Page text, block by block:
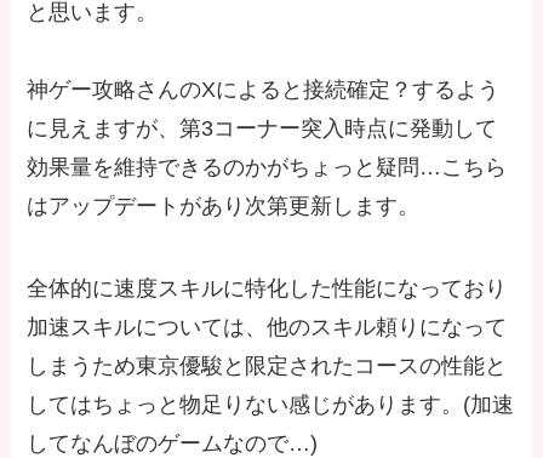
と思います。
神ゲー攻略さんのXによると接続確定？するよう
に見えますが、第3コーナー突入時点に発動して
効果量を維持できるのかがちょっと疑問…こちら
はアップデートがあり次第更新します。
全体的に速度スキルに特化した性能になっており
加速スキルについては、他のスキル頼りになって
しまうため東京優駿と限定されたコースの性能と
してはちょっと物足りない感じがあります。(加速
してなんぼのゲームなので…)